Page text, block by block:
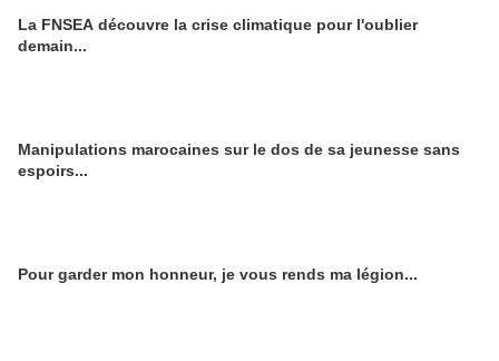
La FNSEA découvre la crise climatique pour l'oublier
demain...
Manipulations marocaines sur le dos de sa jeunesse sans
espoirs...
Pour garder mon honneur, je vous rends ma légion...